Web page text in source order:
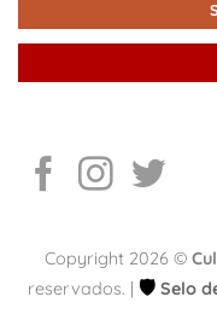
Copyright 2026 ©
reservados. | 🛡️ Selo